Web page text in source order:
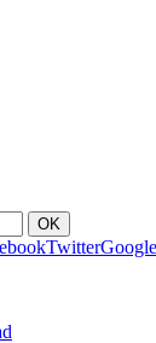
OK
Twitter